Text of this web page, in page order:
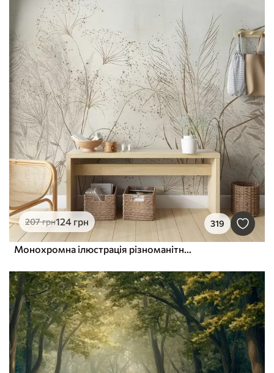
207грн124 грн 319
Монохромна ілюстрація різноманітних бежевих рослин і колосків з тонкими, хвилястими лініями і текстурами